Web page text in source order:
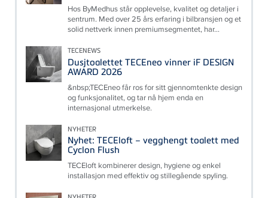
Hos ByMedhus står opplevelse, kvalitet og detaljer i
sentrum. Med over 25 års erfaring i bilbransjen og et
solid nettverk innen premiumsegmentet, har...
TECENEWS
Dusjtoalettet TECEneo vinner iF DESIGN
AWARD 2026
&nbsp;TECEneo får ros for sitt gjennomtenkte design
og funksjonalitet, og tar nå hjem enda en
internasjonal utmerkelse.
NYHETER
Nyhet: TECEloft – vegghengt toalett med
Cyclon Flush
TECEloft kombinerer design, hygiene og enkel
installasjon med effektiv og stillegående spyling.